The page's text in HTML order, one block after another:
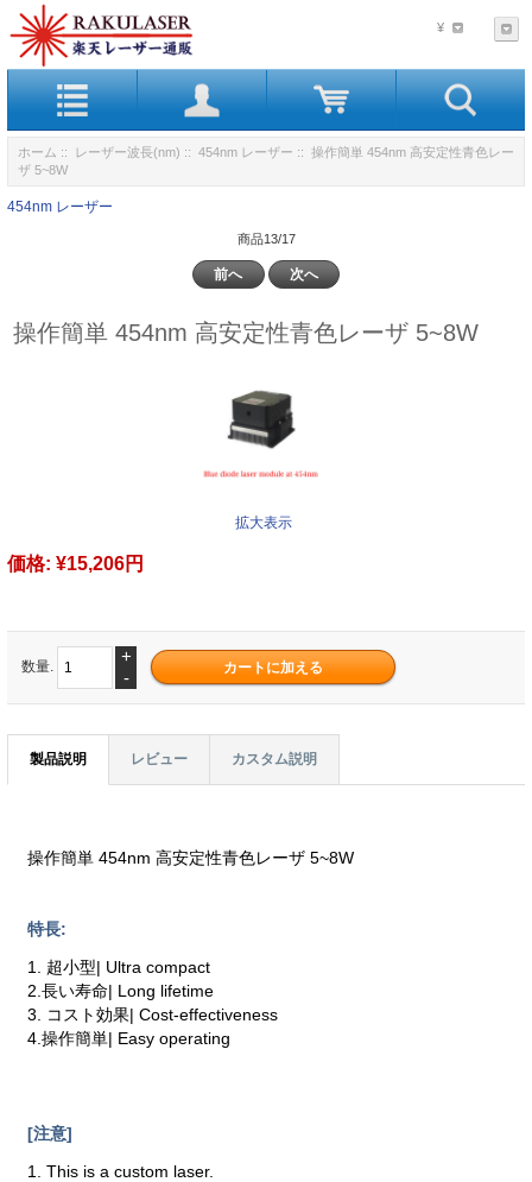
¥
ホーム :: レーザー波長(nm) :: 454nm レーザー :: 操作簡単 454nm 高安定性青色レー
ザ 5~8W
454nm レーザー
商品13/17
前へ 次へ
操作簡単 454nm 高安定性青色レーザ 5~8W
拡大表示
価格: ¥15,206円
数量.
+
-
製品説明 レビュー カスタム説明
操作簡単 454nm 高安定性青色レーザ 5~8W
特長:
1. 超小型| Ultra compact
2.長い寿命| Long lifetime
3. コスト効果| Cost-effectiveness
4.操作簡単| Easy operating
[注意]
1. This is a custom laser.